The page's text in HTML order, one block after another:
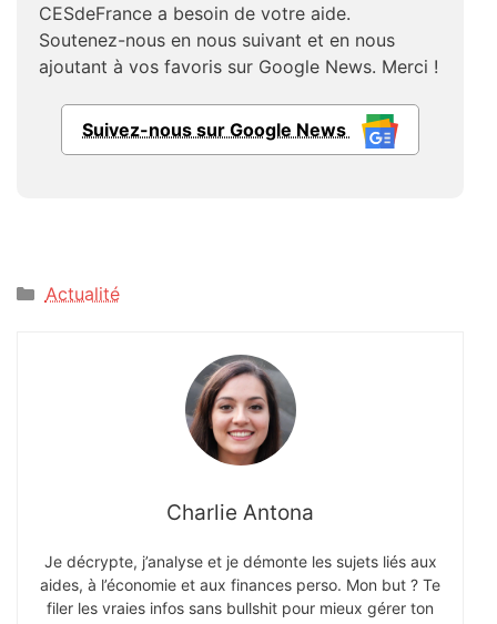
CESdeFrance a besoin de votre aide.
Soutenez-nous en nous suivant et en nous
ajoutant à vos favoris sur Google News. Merci !
Suivez-nous sur Google News
Catégories
Actualité
Charlie Antona
Je décrypte, j’analyse et je démonte les sujets liés aux
aides, à l’économie et aux finances perso. Mon but ? Te
filer les vraies infos sans bullshit pour mieux gérer ton